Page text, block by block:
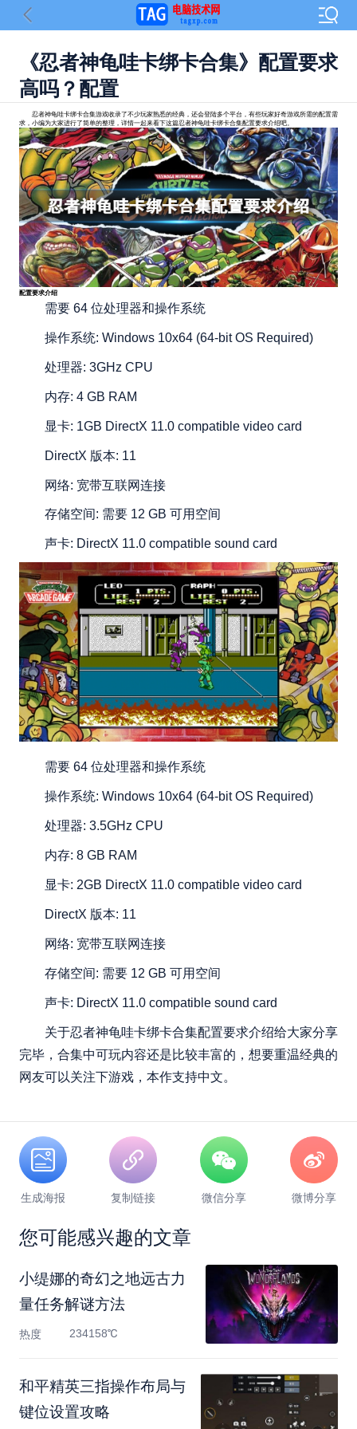
《忍者神龟哇卡绑卡合集》配置要求
高吗？配置
忍者神龟哇卡绑卡合集游戏收录了不少玩家熟悉的经典，还会登陆多个平台，有些玩家好奇游戏所需的配置需
求，小编为大家进行了简单的整理，详情一起来看下这篇忍者神龟哇卡绑卡合集配置要求介绍吧。
配置要求介绍
需要 64 位处理器和操作系统
操作系统: Windows 10x64 (64-bit OS Required)
处理器: 3GHz CPU
内存: 4 GB RAM
显卡: 1GB DirectX 11.0 compatible video card
DirectX 版本: 11
网络: 宽带互联网连接
存储空间: 需要 12 GB 可用空间
声卡: DirectX 11.0 compatible sound card
需要 64 位处理器和操作系统
操作系统: Windows 10x64 (64-bit OS Required)
处理器: 3.5GHz CPU
内存: 8 GB RAM
显卡: 2GB DirectX 11.0 compatible video card
DirectX 版本: 11
网络: 宽带互联网连接
存储空间: 需要 12 GB 可用空间
声卡: DirectX 11.0 compatible sound card
关于忍者神龟哇卡绑卡合集配置要求介绍给大家分享
完毕，合集中可玩内容还是比较丰富的，想要重温经典的
网友可以关注下游戏，本作支持中文。
生成海报 复制链接 微信分享 微博分享
您可能感兴趣的文章
小缇娜的奇幻之地远古力
量任务解谜方法
热度 234158℃
和平精英三指操作布局与
键位设置攻略